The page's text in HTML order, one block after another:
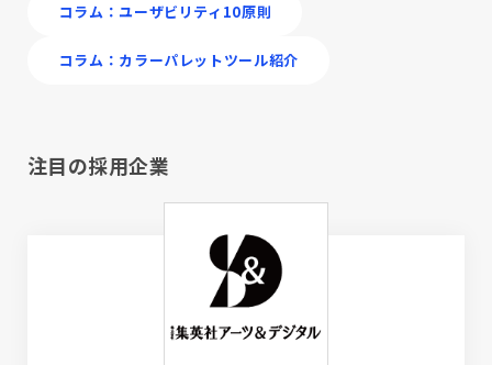
コラム：ユーザビリティ10原則
コラム：カラーパレットツール紹介
注目の採用企業